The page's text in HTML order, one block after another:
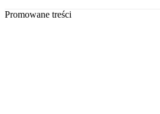
Promowane treści